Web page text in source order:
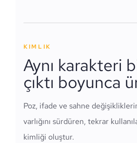
KIMLIK
Aynı karakteri
çıktı boyunca
Poz, ifade ve sahne
varlığını sürdüren, tekrar
kimliği oluştur.